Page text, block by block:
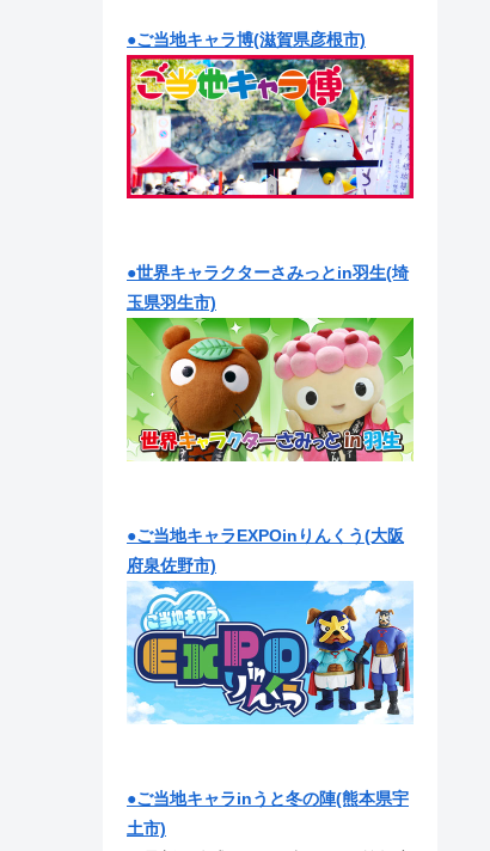
●ご当地キャラ博(滋賀県彦根市)
●世界キャラクターさみっとin羽生(埼
玉県羽生市)
●ご当地キャラEXPOinりんくう(大阪
府泉佐野市)
●ご当地キャラinうと冬の陣(熊本県宇
土市)